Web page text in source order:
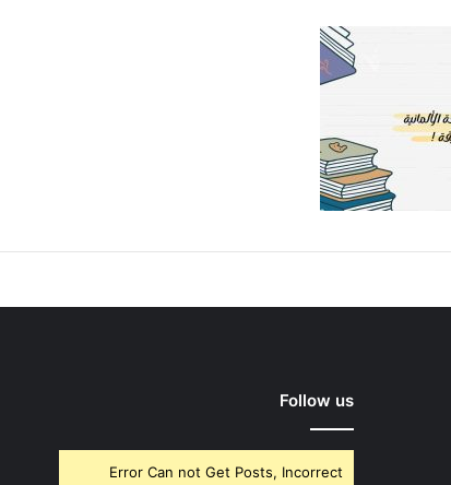
Follow us
Error Can not Get Posts, Incorrect